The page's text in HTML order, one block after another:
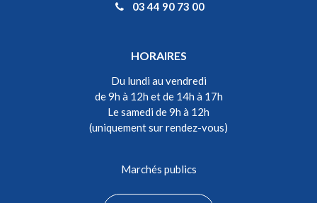
03 44 90 73 00
HORAIRES
Du lundi au vendredi
de 9h à 12h et de 14h à 17h
Le samedi de 9h à 12h
(uniquement sur rendez-vous)
Marchés publics